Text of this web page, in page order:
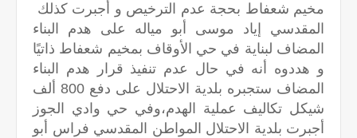
مخيم شعفاط بحجة عدم الترخيص و أجبرت كذلك
المقدسي إياد موسى أبو مياله على هدم البناء
المضاف لبناية في حي الأوقاف بمخيم شعفاط ذاتيًا
و هددوه أنه في حال عدم تنفيذ قرار هدم البناء
المضاف ستجبره بلدية الاحتلال على دفع 800 ألف
شيكل تكاليف عملية الهدم،وفي حي وادي الجوز
أجبرت بلدية الاحتلال المواطن المقدسي فراس أبو